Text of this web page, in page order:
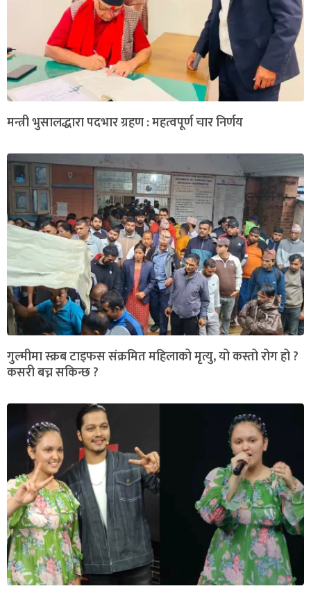
मन्त्री भुसालद्धारा पदभार ग्रहण : महत्वपूर्ण चार निर्णय
गुल्मीमा स्क्रब टाइफस संक्रमित महिलाको मृत्यु, यो कस्तो रोग हो ?
कसरी बच्न सकिन्छ ?